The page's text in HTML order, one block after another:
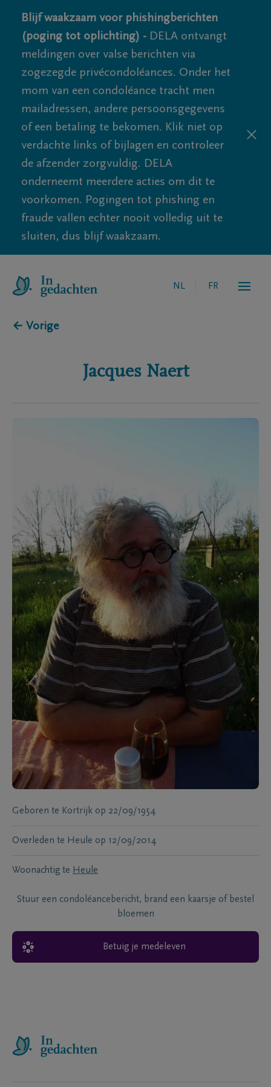
Blijf waakzaam voor phishingberichten
(poging tot oplichting) - DELA ontvangt
meldingen over valse berichten via
zogezegde privécondoléances. Onder het
mom van een condoléance tracht men
mailadressen, andere persoonsgegevens
of een betaling te bekomen. Klik niet op
verdachte links of bijlagen en controleer
de afzender zorgvuldig. DELA
onderneemt meerdere acties om dit te
voorkomen. Pogingen tot phishing en
fraude vallen echter nooit volledig uit te
sluiten, dus blijf waakzaam.
NL FR
← Vorige
Jacques Naert
Geboren te Kortrijk op 22/09/1954
Overleden te Heule op 12/09/2014
Woonachtig te Heule
Stuur een condoléancebericht, brand een kaarsje of bestel
bloemen
Betuig je medeleven